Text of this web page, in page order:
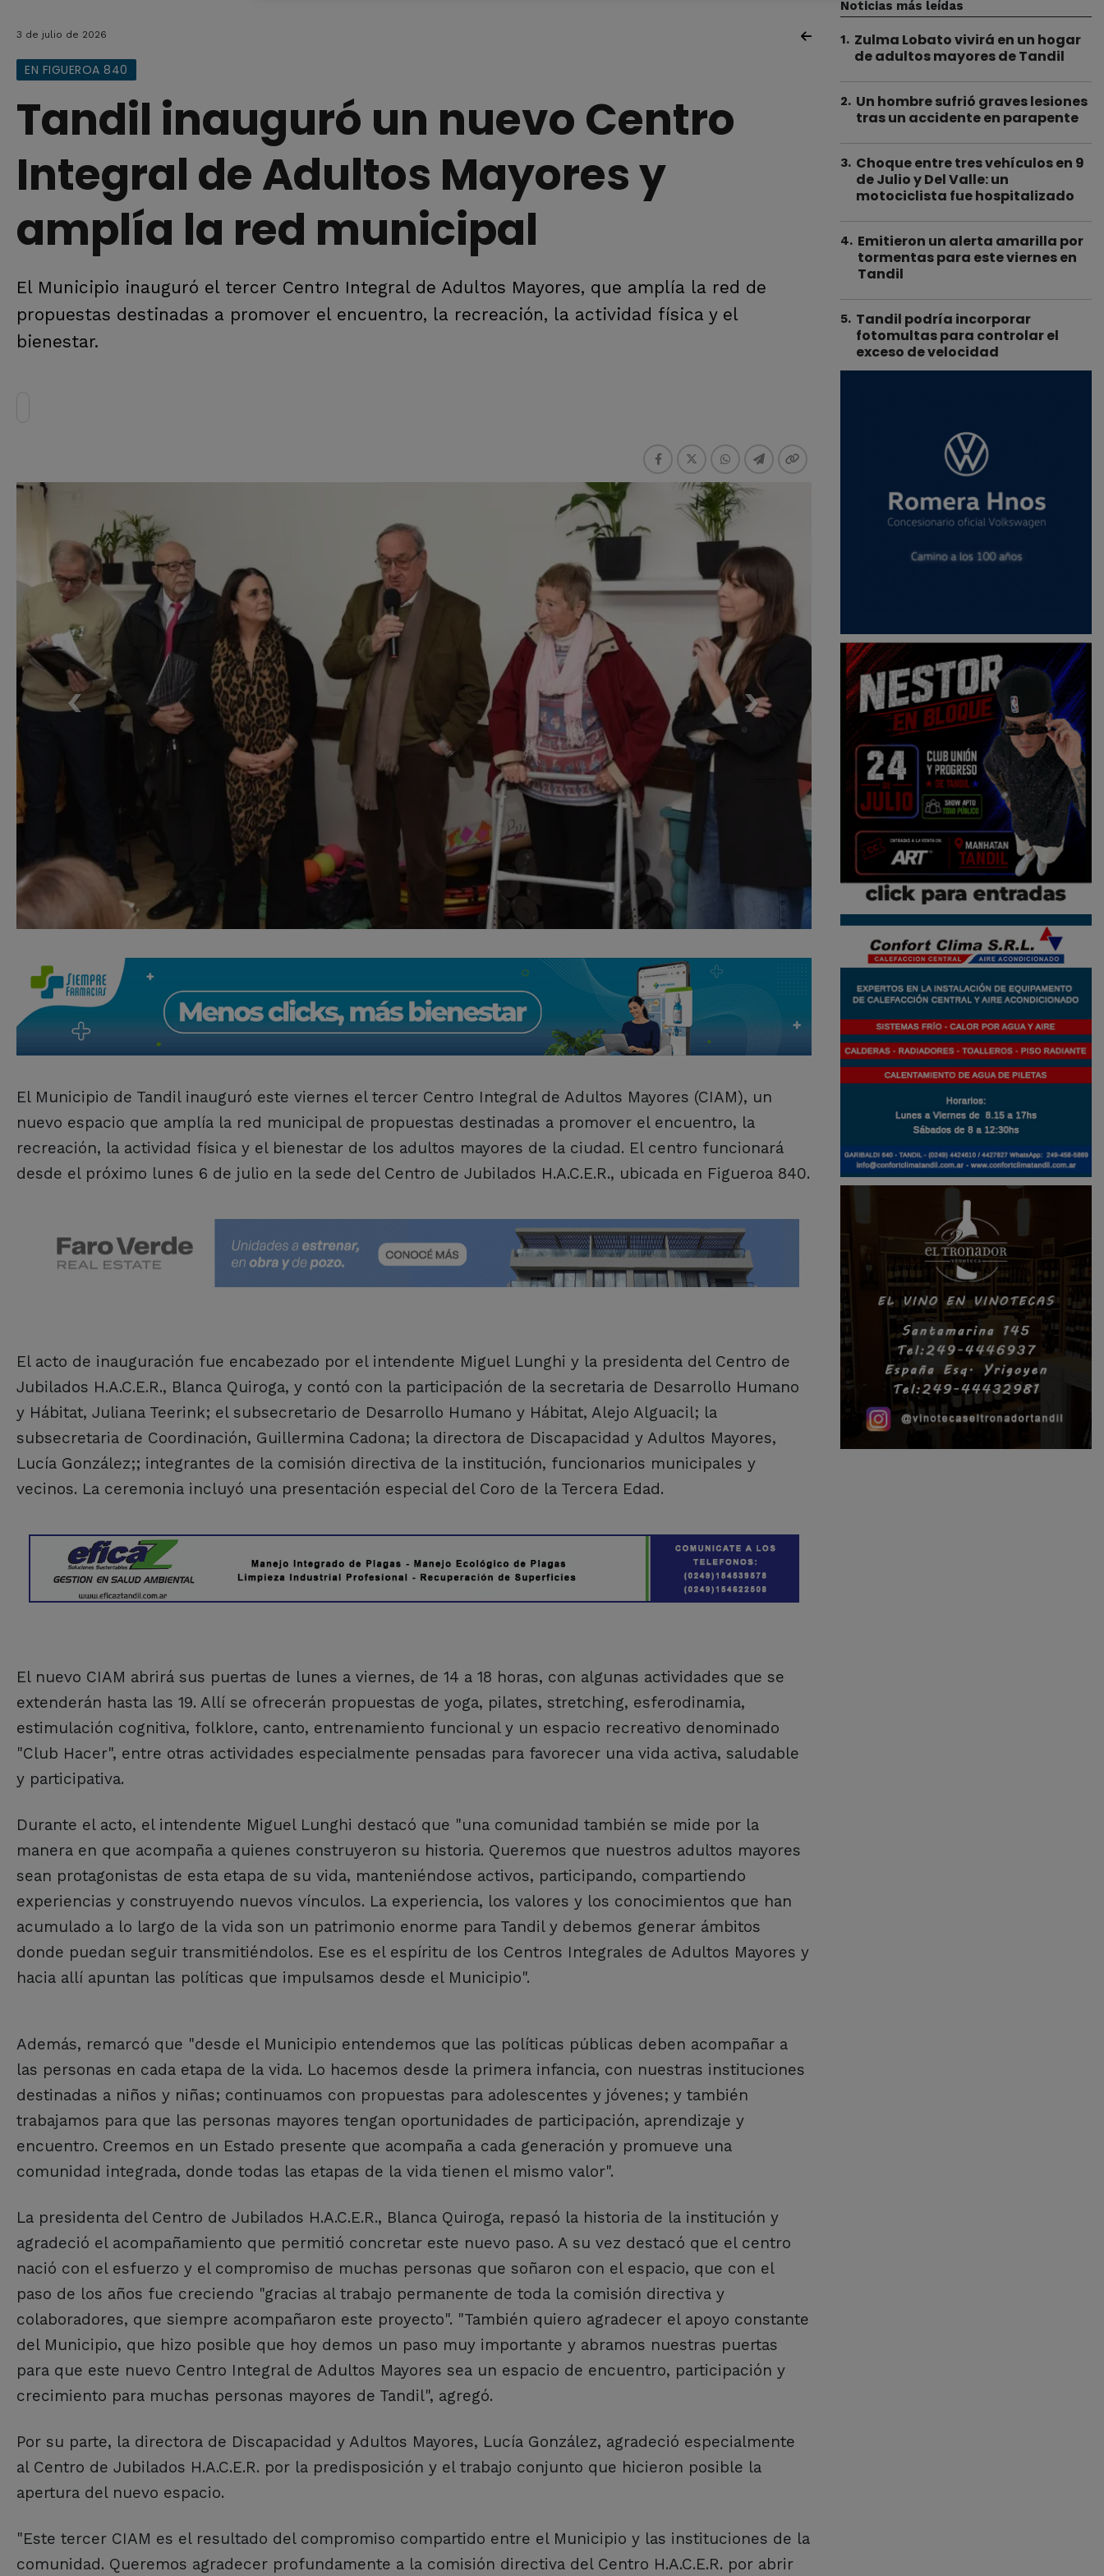
3 de julio de 2026
EN FIGUEROA 840
Tandil inauguró un nuevo Centro
Integral de Adultos Mayores y
amplía la red municipal
El Municipio inauguró el tercer Centro Integral de Adultos Mayores, que amplía la red de
propuestas destinadas a promover el encuentro, la recreación, la actividad física y el
bienestar.
El Municipio de Tandil inauguró este viernes el tercer Centro Integral de Adultos Mayores (CIAM), un
nuevo espacio que amplía la red municipal de propuestas destinadas a promover el encuentro, la
recreación, la actividad física y el bienestar de los adultos mayores de la ciudad. El centro funcionará
desde el próximo lunes 6 de julio en la sede del Centro de Jubilados H.A.C.E.R., ubicada en Figueroa 840.
El acto de inauguración fue encabezado por el intendente Miguel Lunghi y la presidenta del Centro de
Jubilados H.A.C.E.R., Blanca Quiroga, y contó con la participación de la secretaria de Desarrollo Humano
y Hábitat, Juliana Teerink; el subsecretario de Desarrollo Humano y Hábitat, Alejo Alguacil; la
subsecretaria de Coordinación, Guillermina Cadona; la directora de Discapacidad y Adultos Mayores,
Lucía González;; integrantes de la comisión directiva de la institución, funcionarios municipales y
vecinos. La ceremonia incluyó una presentación especial del Coro de la Tercera Edad.
El nuevo CIAM abrirá sus puertas de lunes a viernes, de 14 a 18 horas, con algunas actividades que se
extenderán hasta las 19. Allí se ofrecerán propuestas de yoga, pilates, stretching, esferodinamia,
estimulación cognitiva, folklore, canto, entrenamiento funcional y un espacio recreativo denominado
"Club Hacer", entre otras actividades especialmente pensadas para favorecer una vida activa, saludable
y participativa.
Durante el acto, el intendente Miguel Lunghi destacó que "una comunidad también se mide por la
manera en que acompaña a quienes construyeron su historia. Queremos que nuestros adultos mayores
sean protagonistas de esta etapa de su vida, manteniéndose activos, participando, compartiendo
experiencias y construyendo nuevos vínculos. La experiencia, los valores y los conocimientos que han
acumulado a lo largo de la vida son un patrimonio enorme para Tandil y debemos generar ámbitos
donde puedan seguir transmitiéndolos. Ese es el espíritu de los Centros Integrales de Adultos Mayores y
hacia allí apuntan las políticas que impulsamos desde el Municipio".
Además, remarcó que "desde el Municipio entendemos que las políticas públicas deben acompañar a
las personas en cada etapa de la vida. Lo hacemos desde la primera infancia, con nuestras instituciones
destinadas a niños y niñas; continuamos con propuestas para adolescentes y jóvenes; y también
trabajamos para que las personas mayores tengan oportunidades de participación, aprendizaje y
encuentro. Creemos en un Estado presente que acompaña a cada generación y promueve una
comunidad integrada, donde todas las etapas de la vida tienen el mismo valor".
La presidenta del Centro de Jubilados H.A.C.E.R., Blanca Quiroga, repasó la historia de la institución y
agradeció el acompañamiento que permitió concretar este nuevo paso. A su vez destacó que el centro
nació con el esfuerzo y el compromiso de muchas personas que soñaron con el espacio, que con el
paso de los años fue creciendo "gracias al trabajo permanente de toda la comisión directiva y
colaboradores, que siempre acompañaron este proyecto". "También quiero agradecer el apoyo constante
del Municipio, que hizo posible que hoy demos un paso muy importante y abramos nuestras puertas
para que este nuevo Centro Integral de Adultos Mayores sea un espacio de encuentro, participación y
crecimiento para muchas personas mayores de Tandil", agregó.
Por su parte, la directora de Discapacidad y Adultos Mayores, Lucía González, agradeció especialmente
al Centro de Jubilados H.A.C.E.R. por la predisposición y el trabajo conjunto que hicieron posible la
apertura del nuevo espacio.
"Este tercer CIAM es el resultado del compromiso compartido entre el Municipio y las instituciones de la
comunidad. Queremos agradecer profundamente a la comisión directiva del Centro H.A.C.E.R. por abrir
Noticias más leídas
1. Zulma Lobato vivirá en un hogar
de adultos mayores de Tandil
2. Un hombre sufrió graves lesiones
tras un accidente en parapente
3. Choque entre tres vehículos en 9
de Julio y Del Valle: un
motociclista fue hospitalizado
4. Emitieron un alerta amarilla por
tormentas para este viernes en
Tandil
5. Tandil podría incorporar
fotomultas para controlar el
exceso de velocidad